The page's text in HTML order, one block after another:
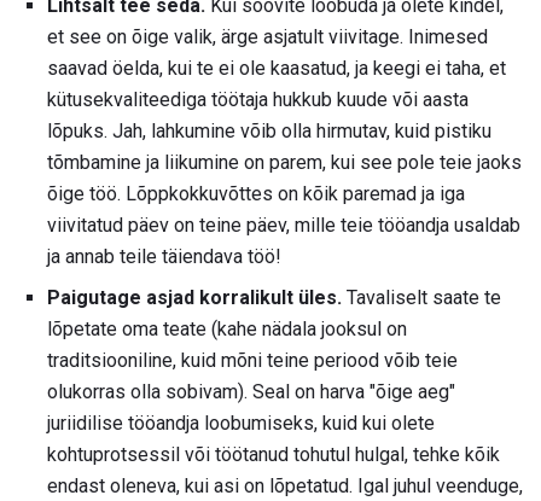
Lihtsalt tee seda. Kui soovite loobuda ja olete kindel,
et see on õige valik, ärge asjatult viivitage. Inimesed
saavad öelda, kui te ei ole kaasatud, ja keegi ei taha, et
kütusekvaliteediga töötaja hukkub kuude või aasta
lõpuks. Jah, lahkumine võib olla hirmutav, kuid pistiku
tõmbamine ja liikumine on parem, kui see pole teie jaoks
õige töö. Lõppkokkuvõttes on kõik paremad ja iga
viivitatud päev on teine ​​päev, mille teie tööandja usaldab
ja annab teile täiendava töö!
Paigutage asjad korralikult üles. Tavaliselt saate te
lõpetate oma teate (kahe nädala jooksul on
traditsiooniline, kuid mõni teine ​​periood võib teie
olukorras olla sobivam). Seal on harva "õige aeg"
juriidilise tööandja loobumiseks, kuid kui olete
kohtuprotsessil või töötanud tohutul hulgal, tehke kõik
endast oleneva, kui asi on lõpetatud. Igal juhul veenduge,